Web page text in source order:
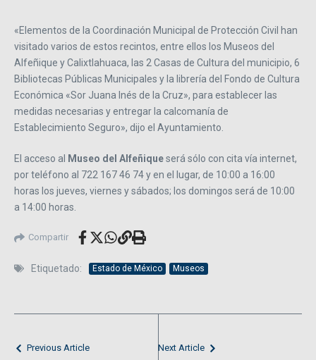
«Elementos de la Coordinación Municipal de Protección Civil han
visitado varios de estos recintos, entre ellos los Museos del
Alfeñique y Calixtlahuaca, las 2 Casas de Cultura del municipio, 6
Bibliotecas Públicas Municipales y la librería del Fondo de Cultura
Económica «Sor Juana Inés de la Cruz», para establecer las
medidas necesarias y entregar la calcomanía de
Establecimiento Seguro», dijo el Ayuntamiento.
El acceso al Museo del Alfeñiqueserá sólo con cita vía internet,
por teléfono al 722 167 46 74 y en el lugar, de 10:00 a 16:00
horas los jueves, viernes y sábados; los domingos será de 10:00
a 14:00 horas.
Compartir
Etiquetado: Estado de México Museos
Previous Article Next Article